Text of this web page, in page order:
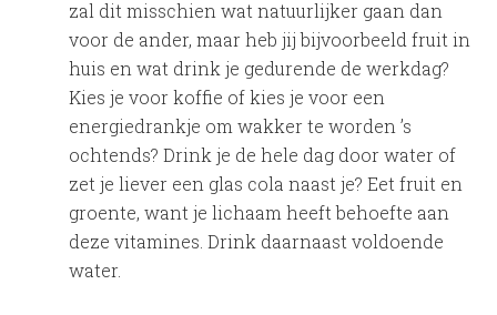
zal dit misschien wat natuurlijker gaan dan
voor de ander, maar heb jij bijvoorbeeld fruit in
huis en wat drink je gedurende de werkdag?
Kies je voor koffie of kies je voor een
energiedrankje om wakker te worden ’s
ochtends? Drink je de hele dag door water of
zet je liever een glas cola naast je? Eet fruit en
groente, want je lichaam heeft behoefte aan
deze vitamines. Drink daarnaast voldoende
water.